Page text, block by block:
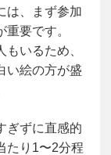
は、まず参加
要です。
もいるため、
い絵の方が盛
ぎずに直感的
たり1〜2分程